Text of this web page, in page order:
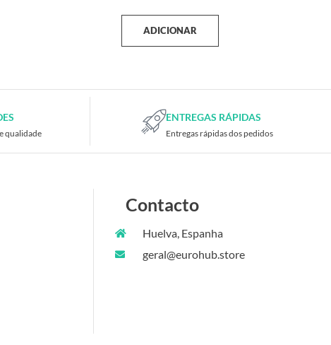
ADICIONAR
qualidade
ENTREGAS RÁPIDAS
Entregas rápidas dos pedidos
Contacto
Huelva, Espanha
geral@eurohub.store